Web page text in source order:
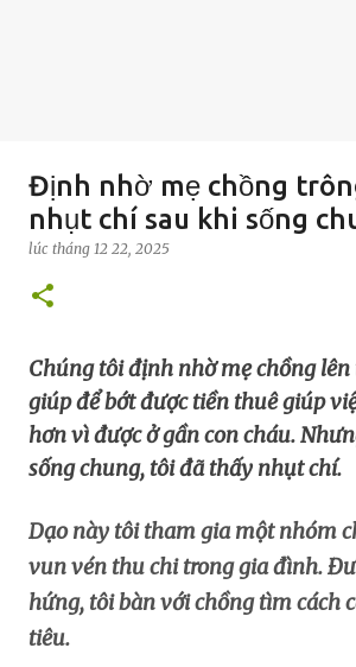
Định nhờ mẹ chồng
nhụt chí sau khi sống
lúc tháng 12 22, 2025
Chúng tôi định nhờ mẹ chồng
giúp để bớt được tiền thuê giúp
hơn vì được ở gần con cháu.
sống chung, tôi đã thấy nhụt chí.
Dạo này tôi tham gia một nhóm
vun vén thu chi trong gia đình.
hứng, tôi bàn với chồng tìm cách
tiêu.